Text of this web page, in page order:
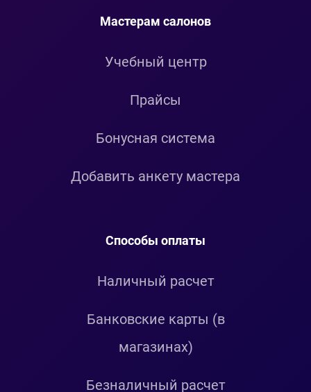
Мастерам салонов
Учебный центр
Прайсы
Бонусная система
Добавить анкету мастера
Способы оплаты
Наличный расчет
Банковские карты (в
магазинах)
Безналичный расчет